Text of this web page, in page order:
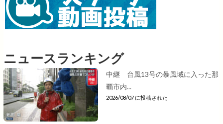
ニュースランキング
中継 台風13号の暴風域に入った那
覇市内...
2026/08/07 に投稿された